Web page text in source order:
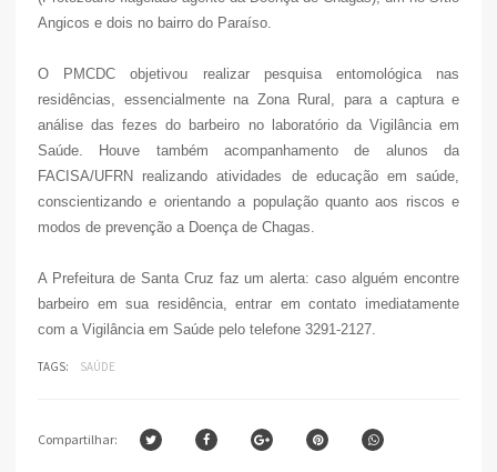
Angicos e dois no bairro do Paraíso.
O PMCDC objetivou realizar pesquisa entomológica nas
residências, essencialmente na Zona Rural, para a captura e
análise das fezes do barbeiro no laboratório da Vigilância em
Saúde. Houve também acompanhamento de alunos da
FACISA/UFRN realizando atividades de educação em saúde,
conscientizando e orientando a população quanto aos riscos e
modos de prevenção a Doença de Chagas.
A Prefeitura de Santa Cruz faz um alerta: caso alguém encontre
barbeiro em sua residência, entrar em contato imediatamente
com a Vigilância em Saúde pelo telefone 3291-2127.
TAGS: SAÚDE
Compartilhar: